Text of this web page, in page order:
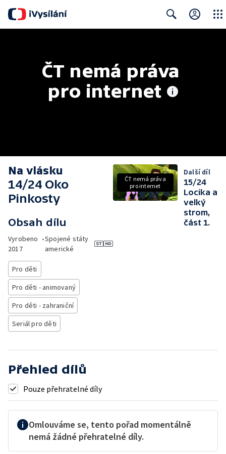
ČT nemá práva
pro internet
Na vlásku
14/24 Oko
Pinkosty
Obsah dílu
Vyrobeno
2017
•Spojené státy
americké
Pro děti
Pro děti - animovaný
Pro děti - zahraniční
Seriál pro děti
ČT nemá práva
pro internet
Další díl
15/24
Locika a
velký
strom,
část 1.
Přehled dílů
Pouze přehratelné díly
Omlouváme se, tento pořad momentálně
nemá žádné přehratelné díly.